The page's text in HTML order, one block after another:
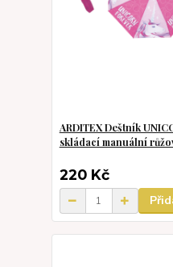
ARDITEX Deštník
skládací manuální
220 Kč